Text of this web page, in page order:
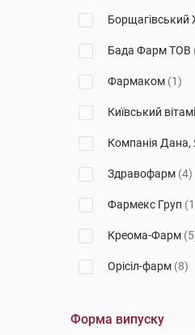
Борщагівський
Бада Фарм ТОВ
Фармаком (1)
Київський
Компанія Дана,
Здравофарм (4)
Фармекс Груп
Креома-Фарм
Орісіл-фарм (8)
Дельта
Форма випуску